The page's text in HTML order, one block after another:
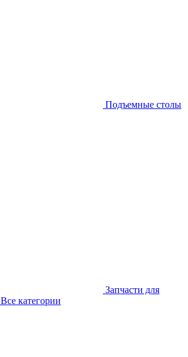
Подъемные столы
Запчасти для
Все категории